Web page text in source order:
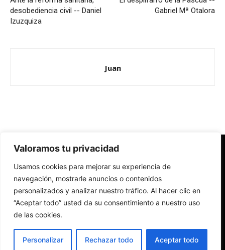
Valoramos tu privacidad
Usamos cookies para mejorar su experiencia de
navegación, mostrarle anuncios o contenidos
personalizados y analizar nuestro tráfico. Al hacer clic en
“Aceptar todo” usted da su consentimiento a nuestro uso
de las cookies.
Personalizar Rechazar todo Aceptar todo
desobediencia civil -- Daniel
Izuzquiza
Gabriel Mª Otalora
Juan
Redes Cristianas
Una mirada alternativa sobre la Iglesia católica y la sociedad
- Colectivos de Redes Cristianas